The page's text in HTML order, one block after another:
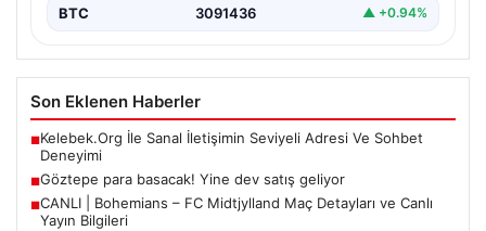
BTC 3091436 ▲ +0.94%
Son Eklenen Haberler
■Kelebek.Org İle Sanal İletişimin Seviyeli Adresi Ve Sohbet
Deneyimi
■Göztepe para basacak! Yine dev satış geliyor
■CANLI | Bohemians – FC Midtjylland Maç Detayları ve Canlı
Yayın Bilgileri